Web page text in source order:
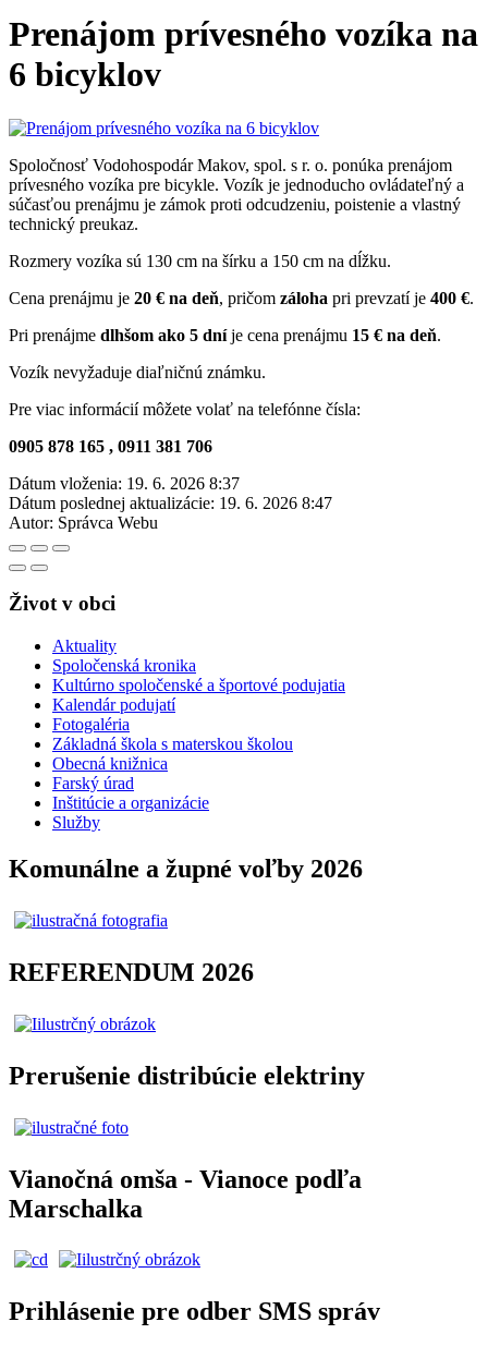
Prenájom prívesného vozíka na
6 bicyklov
Spoločnosť Vodohospodár Makov, spol. s r. o. ponúka prenájom
prívesného vozíka pre bicykle. Vozík je jednoducho ovládateľný a
súčasťou prenájmu je zámok proti odcudzeniu, poistenie a vlastný
technický preukaz.
Rozmery vozíka sú 130 cm na šírku a 150 cm na dĺžku.
Cena prenájmu je 20 € na deň, pričom záloha pri prevzatí je 400 €.
Pri prenájme dlhšom ako 5 dníje cena prenájmu 15 € na deň.
Vozík nevyžaduje diaľničnú známku.
Pre viac informácií môžete volať na telefónne čísla:
0905 878 165 , 0911 381 706
Dátum vloženia: 19. 6. 2026 8:37
Dátum poslednej aktualizácie: 19. 6. 2026 8:47
Autor: Správca Webu
Život v obci
Aktuality
Spoločenská kronika
Kultúrno spoločenské a športové podujatia
Kalendár podujatí
Fotogaléria
Základná škola s materskou školou
Obecná knižnica
Farský úrad
Inštitúcie a organizácie
Služby
Komunálne a župné voľby 2026
REFERENDUM 2026
Prerušenie distribúcie elektriny
Vianočná omša - Vianoce podľa
Marschalka
Prihlásenie pre odber SMS správ